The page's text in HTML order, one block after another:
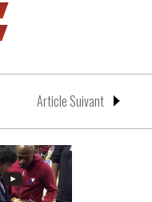
Article Suivant